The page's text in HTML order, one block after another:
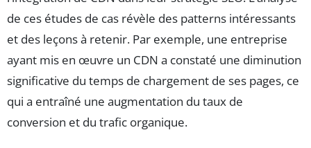
de ces études de cas révèle des patterns intéressants
et des leçons à retenir. Par exemple, une entreprise
ayant mis en œuvre un CDN a constaté une diminution
significative du temps de chargement de ses pages, ce
qui a entraîné une augmentation du taux de
conversion et du trafic organique.